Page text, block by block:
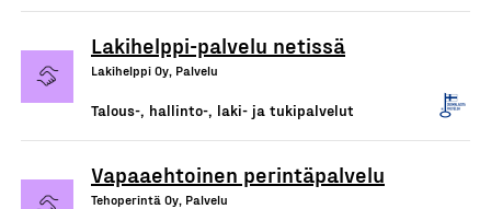
Lakihelppi-palvelu netissä
Lakihelppi Oy, Palvelu
Talous-, hallinto-, laki- ja tukipalvelut
Vapaaehtoinen perintäpalvelu
Tehoperintä Oy, Palvelu